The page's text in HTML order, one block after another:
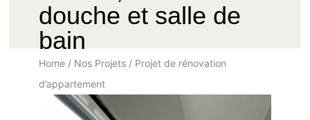
douche et salle de
bain
Home/ Nos Projets/ Projet de rénovation
d’appartement